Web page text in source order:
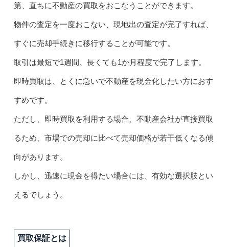
第、直ちに不動産の買取をおこなうことができます。
物件の査定を一度おこない、現地出の査定が完了すれば、
すぐに売却手続きに移行することが可能です。
取引は最短で1週間、長くても1か月程度で完了します。
即時買取は、とくに急いで不動産を現金化したい方におす
すめです。
ただし、即時買取を利用する場合、不動産会社が直接買取
るため、市場での売却に比べて売却価格が若干低くなる傾
向があります。
しかし、迅速に現金を得たい場合には、有効な選択肢とい
えるでしょう。
買取保証とは